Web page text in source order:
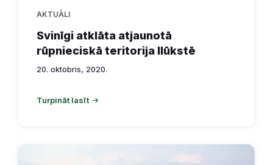
AKTUĀLI
Svinīgi atklāta atjaunotā
rūpnieciskā teritorija Ilūkstē
20. oktobris, 2020.
Turpināt lasīt